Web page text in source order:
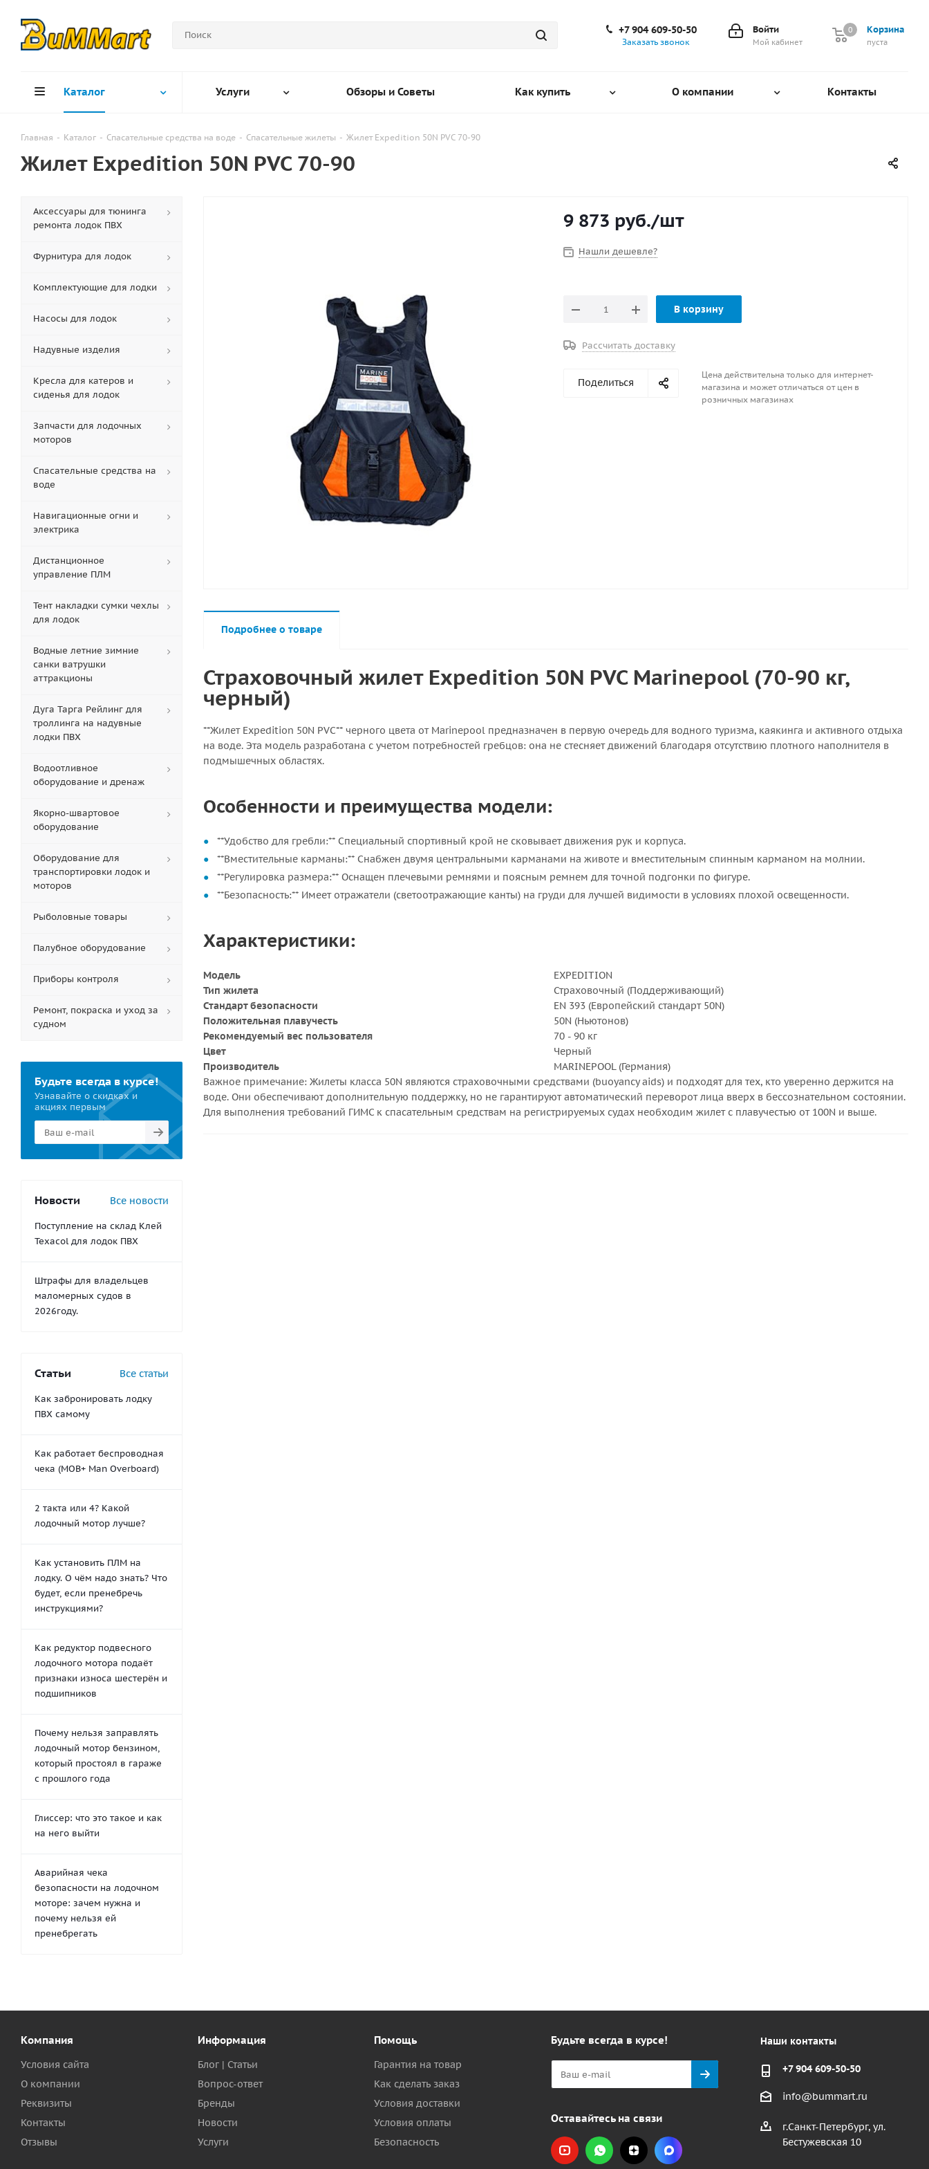
Корзина
0
пуста
0
Войти
Мой кабинет
+7 904 609-50-50
Заказать звонок
Каталог Услуги Обзоры и Советы Как купить О компании Контакты
Главная - Каталог - Спасательные средства на воде - Спасательные жилеты - Жилет Expedition 50N PVC 70-90
Жилет Expedition 50N PVC 70-90
9 873 руб./шт
Нашли дешевле?
В корзину
Рассчитать доставку
Поделиться
Цена действительна только для интернет-
магазина и может отличаться от цен в
розничных магазинах
Подробнее о товаре
Страховочный жилет Expedition 50N PVC Marinepool (70-90 кг,
черный)
**Жилет Expedition 50N PVC** черного цвета от Marinepool предназначен в первую очередь для водного туризма, каякинга и активного отдыха
на воде. Эта модель разработана с учетом потребностей гребцов: она не стесняет движений благодаря отсутствию плотного наполнителя в
подмышечных областях.
Особенности и преимущества модели:
**Удобство для гребли:** Специальный спортивный крой не сковывает движения рук и корпуса.
**Вместительные карманы:** Снабжен двумя центральными карманами на животе и вместительным спинным карманом на молнии.
**Регулировка размера:** Оснащен плечевыми ремнями и поясным ремнем для точной подгонки по фигуре.
**Безопасность:** Имеет отражатели (светоотражающие канты) на груди для лучшей видимости в условиях плохой освещенности.
Характеристики:
Модель
EXPEDITION
Тип жилета
Страховочный (Поддерживающий)
Стандарт безопасности
EN 393 (Европейский стандарт 50N)
Положительная плавучесть
50N (Ньютонов)
Рекомендуемый вес пользователя
70 - 90 кг
Цвет
Черный
Производитель
MARINEPOOL (Германия)
Важное примечание: Жилеты класса 50N являются страховочными средствами (buoyancy aids) и подходят для тех, кто уверенно держится на
воде. Они обеспечивают дополнительную поддержку, но не гарантируют автоматический переворот лица вверх в бессознательном состоянии.
Для выполнения требований ГИМС к спасательным средствам на регистрируемых судах необходим жилет с плавучестью от 100N и выше.
Аксессуары для тюнинга
ремонта лодок ПВХ
Фурнитура для лодок
Комплектующие для лодки
Насосы для лодок
Надувные изделия
Кресла для катеров и
сиденья для лодок
Запчасти для лодочных
моторов
Спасательные средства на
воде
Навигационные огни и
электрика
Дистанционное
управление ПЛМ
Тент накладки сумки чехлы
для лодок
Водные летние зимние
санки ватрушки
аттракционы
Дуга Тарга Рейлинг для
троллинга на надувные
лодки ПВХ
Водоотливное
оборудование и дренаж
Якорно-швартовое
оборудование
Оборудование для
транспортировки лодок и
моторов
Рыболовные товары
Палубное оборудование
Приборы контроля
Ремонт, покраска и уход за
судном
Будьте всегда в курсе!
Узнавайте о скидках и
акциях первым
Новости Все новости
Поступление на склад Клей
Texacol для лодок ПВХ
Штрафы для владельцев
маломерных судов в
2026году.
Статьи Все статьи
Как забронировать лодку
ПВХ самому
Как работает беспроводная
чека (MOB+ Man Overboard)
2 такта или 4? Какой
лодочный мотор лучше?
Как установить ПЛМ на
лодку. О чём надо знать? Что
будет, если пренебречь
инструкциями?
Как редуктор подвесного
лодочного мотора подаёт
признаки износа шестерён и
подшипников
Почему нельзя заправлять
лодочный мотор бензином,
который простоял в гараже
с прошлого года
Глиссер: что это такое и как
на него выйти
Аварийная чека
безопасности на лодочном
моторе: зачем нужна и
почему нельзя ей
пренебрегать
Компания
Условия сайта
О компании
Реквизиты
Контакты
Отзывы
Информация
Блог | Статьи
Вопрос-ответ
Бренды
Новости
Услуги
Помощь
Гарантия на товар
Как сделать заказ
Условия доставки
Условия оплаты
Безопасность
Будьте всегда в курсе!
Оставайтесь на связи
Наши контакты
+7 904 609-50-50
info@bummart.ru
г.Санкт-Петербург, ул.
Бестужевская 10